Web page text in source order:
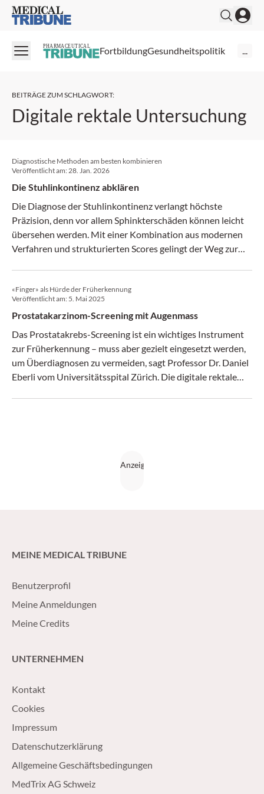
Medical Tribune
PHARMACEUTICAL FortbildungGesundheitspolitik ...
BEITRÄGE ZUM SCHLAGWORT:
Digitale rektale Untersuchung
Diagnostische Methoden am besten kombinieren
Veröffentlicht am: 28. Jan. 2026
Die Stuhlinkontinenz abklären
Die Diagnose der Stuhlinkontinenz verlangt höchste
Präzision, denn vor allem Sphinkter­schäden können leicht
übersehen werden. Mit einer Kombination aus modernen
Verfahren und strukturierten Scores gelingt der Weg zur
«Finger» als Hürde der Früherkennung
Veröffentlicht am: 5. Mai 2025
Prostatakarzinom-Screening mit Augenmass
Das Prostatakrebs-Screening ist ein wichtiges Instrument
zur Früherkennung – muss aber gezielt eingesetzt werden,
um Überdiagnosen zu vermeiden, sagt Professor Dr. Daniel
Eberli vom Universitätsspital Zürich. Die digitale rektale
MEINE MEDICAL TRIBUNE
Benutzerprofil
Meine Anmeldungen
Meine Credits
UNTERNEHMEN
Kontakt
Cookies
Impressum
Datenschutzerklärung
Allgemeine Geschäftsbedingungen
MedTrix AG Schweiz